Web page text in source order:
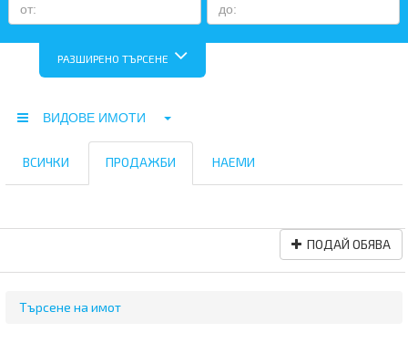
РАЗШИРЕНО ТЪРСЕНЕ
ВИДОВЕ ИМОТИ
ВСИЧКИ ПРОДАЖБИ НАЕМИ
ПОДАЙ ОБЯВА
Търсене на имот